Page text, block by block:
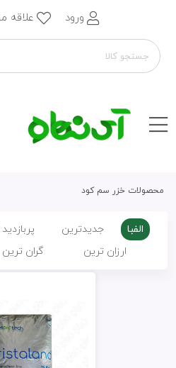
ورود علاقه
محصولات خزر سم کود
الفبا جدیدترین
ارزان ترین
گران ترین